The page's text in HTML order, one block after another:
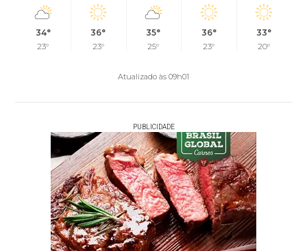
34°
23°
36°
23°
35°
25°
36°
23°
33°
20°
Atualizado às 09h01
PUBLICIDADE